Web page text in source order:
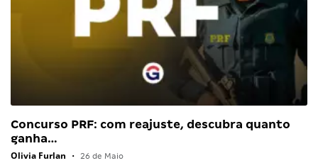
Concurso PRF: com reajuste, descubra quanto
ganha…
Olivia Furlan • 26 de Maio